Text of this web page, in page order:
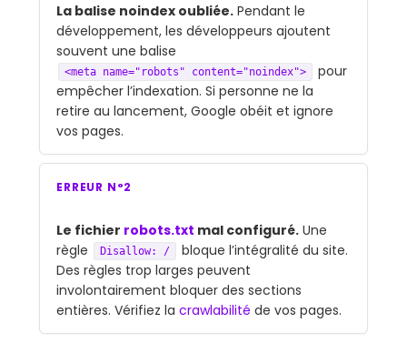
La balise noindex oubliée. Pendant le
développement, les développeurs ajoutent
souvent une balise
<meta name="robots" content="noindex">
pour
empêcher l’indexation. Si personne ne la
retire au lancement, Google obéit et ignore
vos pages.
ERREUR N°2
Le fichier robots.txt mal configuré. Une
règle
Disallow: /
bloque l’intégralité du site.
Des règles trop larges peuvent
involontairement bloquer des sections
entières. Vérifiez lacrawlabilité de vos pages.